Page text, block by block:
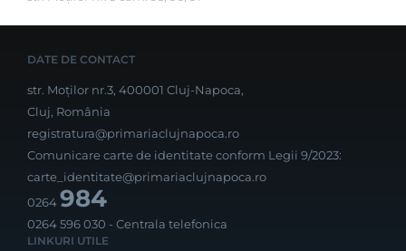
DATE DE CONTACT
str. Moților nr.3, 400001 Cluj-Napoca,
Cluj, România
registratura@primariaclujnapoca.ro
Comunicare carte de identitate conform Legii 9/2023:
carte_identitate@primariaclujnapoca.ro
0264984
0264 596 030 - Centrala telefonica
LINKURI UTILE